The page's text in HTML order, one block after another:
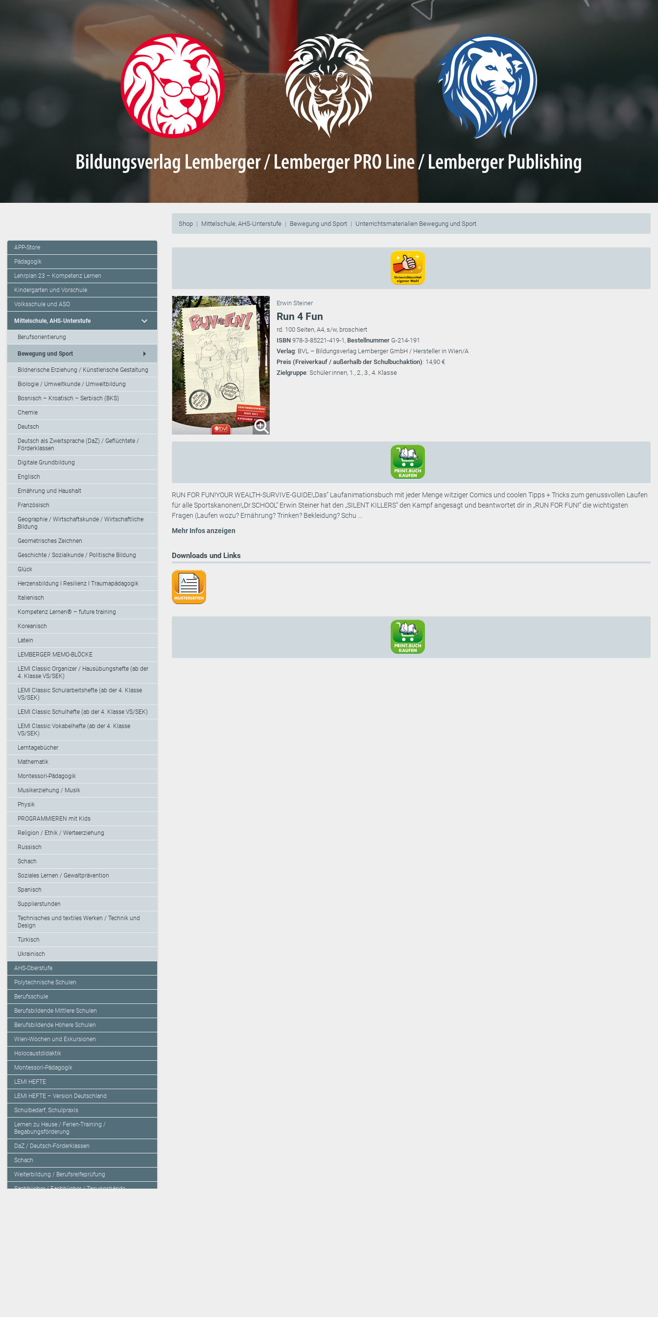
Shop Mittelschule, AHS-Unterstufe Bewegung und Sport Unterrichtsmaterialien Bewegung und Sport
APP-Store
Pädagogik
Lehrplan 23 – Kompetenz Lernen
Kindergarten und Vorschule
Volksschule und ASO
Mittelschule, AHS-Unterstufe expand_more
Berufsorientierung
Bewegung und Sport arrow_right
Bildnerische Erziehung / Künstlerische Gestaltung
Biologie / Umweltkunde / Umweltbildung
Bosnisch – Kroatisch – Serbisch (BKS)
Chemie
Deutsch
Deutsch als Zweitsprache (DaZ) / Geflüchtete /
Förderklassen
Digitale Grundbildung
Englisch
Ernährung und Haushalt
Französisch
Geographie / Wirtschaftskunde / Wirtschaftliche
Bildung
Geometrisches Zeichnen
Geschichte / Sozialkunde / Politische Bildung
Glück
Herzensbildung I Resilienz I Traumapädagogik
Italienisch
Kompetenz Lernen® – future training
Koreanisch
Latein
LEMBERGER MEMO-BLÖCKE
LEMI Classic Organizer / Hausübungshefte (ab der
4. Klasse VS/SEK)
LEMI Classic Schularbeitshefte (ab der 4. Klasse
VS/SEK)
LEMI Classic Schulhefte (ab der 4. Klasse VS/SEK)
LEMI Classic Vokabelhefte (ab der 4. Klasse
VS/SEK)
Lerntagebücher
Mathematik
Montessori-Pädagogik
Musikerziehung / Musik
Physik
PROGRAMMIEREN mit Kids
Religion / Ethik / Werteerziehung
Russisch
Schach
Soziales Lernen / Gewaltprävention
Spanisch
Supplierstunden
Technisches und textiles Werken / Technik und
Design
Türkisch
Ukrainisch
AHS-Oberstufe
Polytechnische Schulen
Berufsschule
Berufsbildende Mittlere Schulen
Berufsbildende Höhere Schulen
Wien-Wochen und Exkursionen
Holocaustdidaktik
Montessori-Pädagogik
LEMI HEFTE
LEMI HEFTE – Version Deutschland
Schulbedarf, Schulpraxis
Lernen zu Hause / Ferien-Training /
Begabungsförderung
DaZ / Deutsch-Förderklassen
Schach
Weiterbildung / Berufsreifeprüfung
Sachbücher / Fachbücher / Tagungsbände
Erwin Steiner
Run 4 Fun
rd. 100 Seiten, A4, s/w, broschiert
ISBN 978-3-85221-419-1, Bestellnummer G-214-191
Verlag: BVL – Bildungsverlag Lemberger GmbH / Hersteller in Wien/A
Preis (Freiverkauf / außerhalb der Schulbuchaktion): 14,90 €
Zielgruppe: Schüler:innen, 1., 2., 3., 4. Klasse
RUN FOR FUN!YOUR WEALTH-SURVIVE-GUIDE!„Das“ Laufanimationsbuch mit jeder Menge witziger Comics und coolen Tipps + Tricks zum genussvollen Laufen
für alle Sportskanonen!„Dr.SCHOOL“ Erwin Steiner hat den „SILENT KILLERS“ den Kampf angesagt und beantwortet dir in „RUN FOR FUN!“ die wichtigsten
Fragen (Laufen wozu? Ernährung? Trinken? Bekleidung? Schu ...
Mehr Infos anzeigen
Downloads und Links